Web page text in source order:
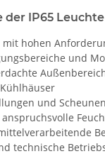
IP65 Leuchte
hohen
und
und Scheunen
technische